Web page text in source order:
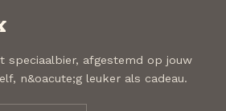
speciaalbier, afgestemd op jouw
n&oacute;g leuker als cadeau.